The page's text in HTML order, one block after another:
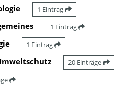
1 Eintrag
1 Eintrag
1 Eintrag
20 Einträge